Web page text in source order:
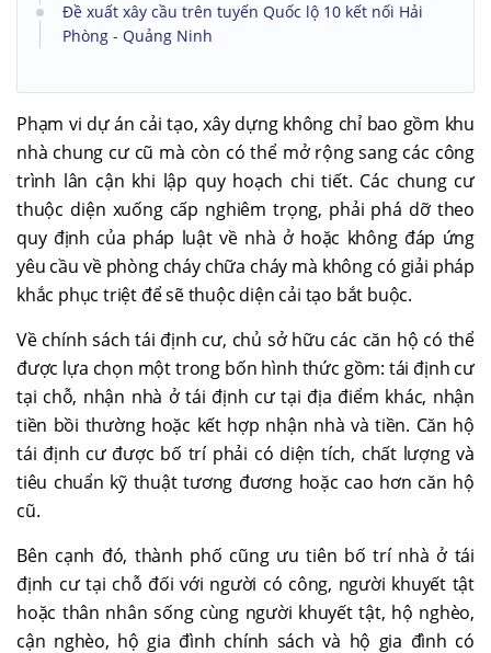
Đề xuất xây cầu trên tuyến Quốc lộ 10 kết nối Hải
Phòng - Quảng Ninh
Phạm vi dự án cải tạo, xây dựng không chỉ bao gồm khu
nhà chung cư cũ mà còn có thể mở rộng sang các công
trình lân cận khi lập quy hoạch chi tiết. Các chung cư
thuộc diện xuống cấp nghiêm trọng, phải phá dỡ theo
quy định của pháp luật về nhà ở hoặc không đáp ứng
yêu cầu về phòng cháy chữa cháy mà không có giải pháp
khắc phục triệt để sẽ thuộc diện cải tạo bắt buộc.
Về chính sách tái định cư, chủ sở hữu các căn hộ có thể
được lựa chọn một trong bốn hình thức gồm: tái định cư
tại chỗ, nhận nhà ở tái định cư tại địa điểm khác, nhận
tiền bồi thường hoặc kết hợp nhận nhà và tiền. Căn hộ
tái định cư được bố trí phải có diện tích, chất lượng và
tiêu chuẩn kỹ thuật tương đương hoặc cao hơn căn hộ
cũ.
Bên cạnh đó, thành phố cũng ưu tiên bố trí nhà ở tái
định cư tại chỗ đối với người có công, người khuyết tật
hoặc thân nhân sống cùng người khuyết tật, hộ nghèo,
cận nghèo, hộ gia đình chính sách và hộ gia đình có